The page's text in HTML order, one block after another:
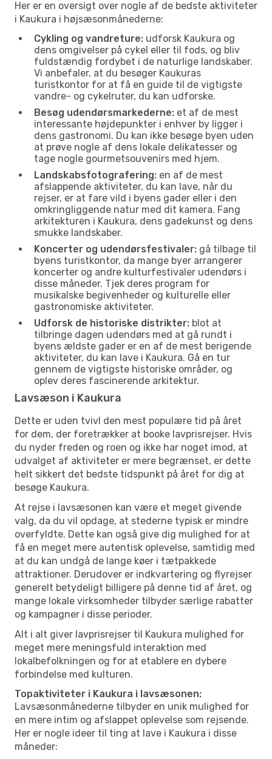
Her er en oversigt over nogle af de bedste aktiviteter
i Kaukura i højsæsonmånederne:
Cykling og vandreture: udforsk Kaukura og
dens omgivelser på cykel eller til fods, og bliv
fuldstændig fordybet i de naturlige landskaber.
Vi anbefaler, at du besøger Kaukuras
turistkontor for at få en guide til de vigtigste
vandre- og cykelruter, du kan udforske.
Besøg udendørsmarkederne: et af de mest
interessante højdepunkter i enhver by ligger i
dens gastronomi. Du kan ikke besøge byen uden
at prøve nogle af dens lokale delikatesser og
tage nogle gourmetsouvenirs med hjem.
Landskabsfotografering: en af de mest
afslappende aktiviteter, du kan lave, når du
rejser, er at fare vild i byens gader eller i den
omkringliggende natur med dit kamera. Fang
arkitekturen i Kaukura, dens gadekunst og dens
smukke landskaber.
Koncerter og udendørsfestivaler: gå tilbage til
byens turistkontor, da mange byer arrangerer
koncerter og andre kulturfestivaler udendørs i
disse måneder. Tjek deres program for
musikalske begivenheder og kulturelle eller
gastronomiske aktiviteter.
Udforsk de historiske distrikter: blot at
tilbringe dagen udendørs med at gå rundt i
byens ældste gader er en af de mest berigende
aktiviteter, du kan lave i Kaukura. Gå en tur
gennem de vigtigste historiske områder, og
oplev deres fascinerende arkitektur.
Lavsæson i Kaukura
Dette er uden tvivl den mest populære tid på året
for dem, der foretrækker at booke lavprisrejser. Hvis
du nyder freden og roen og ikke har noget imod, at
udvalget af aktiviteter er mere begrænset, er dette
helt sikkert det bedste tidspunkt på året for dig at
besøge Kaukura.
At rejse i lavsæsonen kan være et meget givende
valg, da du vil opdage, at stederne typisk er mindre
overfyldte. Dette kan også give dig mulighed for at
få en meget mere autentisk oplevelse, samtidig med
at du kan undgå de lange køer i tætpakkede
attraktioner. Derudover er indkvartering og flyrejser
generelt betydeligt billigere på denne tid af året, og
mange lokale virksomheder tilbyder særlige rabatter
og kampagner i disse perioder.
Alt i alt giver lavprisrejser til Kaukura mulighed for
meget mere meningsfuld interaktion med
lokalbefolkningen og for at etablere en dybere
forbindelse med kulturen.
Topaktiviteter i Kaukura i lavsæsonen:
Lavsæsonmånederne tilbyder en unik mulighed for
en mere intim og afslappet oplevelse som rejsende.
Her er nogle ideer til ting at lave i Kaukura i disse
måneder: